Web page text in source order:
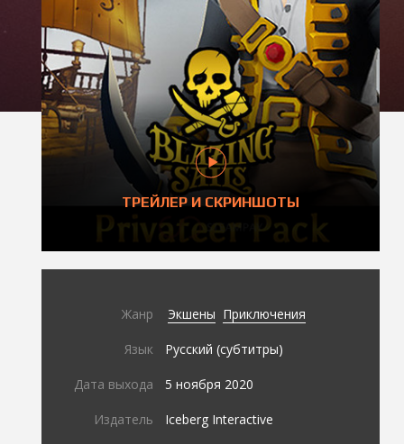
ТРЕЙЛЕР И СКРИНШОТЫ
Жанр Экшены Приключения
Язык Русский (субтитры)
Дата выхода 5 ноября 2020
Издатель Iceberg Interactive